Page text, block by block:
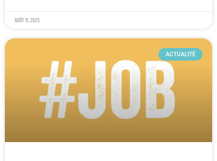
août 11, 2025
ACTUALITÉ